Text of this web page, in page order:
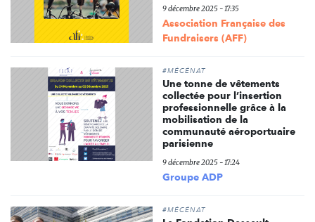
9 décembre 2025 - 17:35
Association Française des
Fundraisers (AFF)
#MÉCÉNAT
Une tonne de vêtements
collectée pour l’insertion
professionnelle grâce à la
mobilisation de la
communauté aéroportuaire
parisienne
9 décembre 2025 - 17:24
Groupe ADP
#MÉCÉNAT